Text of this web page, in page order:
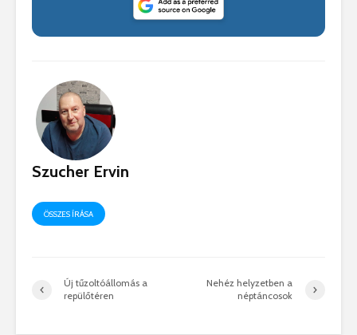
Szucher Ervin
ÖSSZES ÍRÁSA
Új tűzoltóállomás a
repülőtéren
Nehéz helyzetben a
néptáncosok